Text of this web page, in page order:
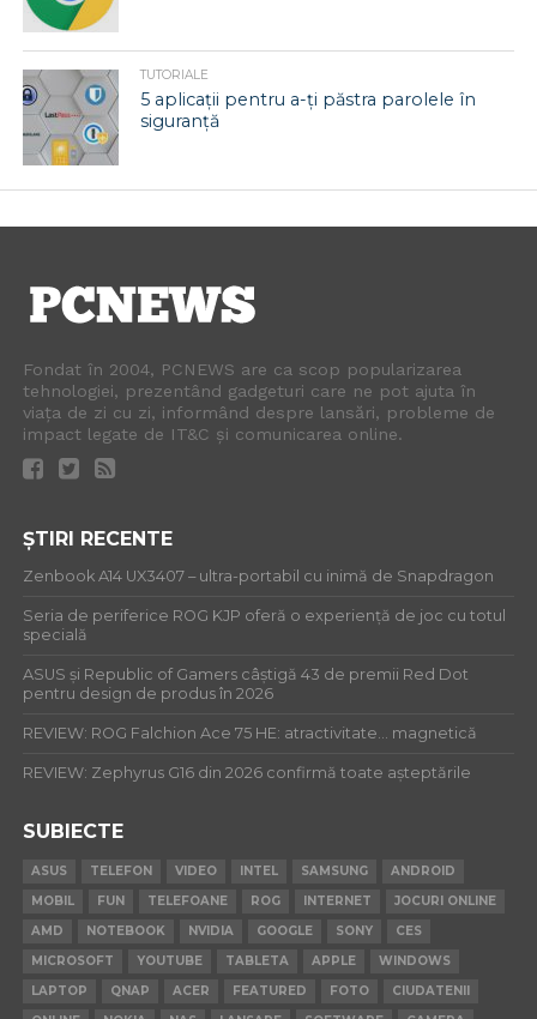
TUTORIALE
5 aplicații pentru a-ți păstra parolele în
siguranță
Fondat în 2004, PCNEWS are ca scop popularizarea
tehnologiei, prezentând gadgeturi care ne pot ajuta în
viața de zi cu zi, informând despre lansări, probleme de
impact legate de IT&C și comunicarea online.
ȘTIRI RECENTE
Zenbook A14 UX3407 – ultra-portabil cu inimă de Snapdragon
Seria de periferice ROG KJP oferă o experiență de joc cu totul
specială
ASUS și Republic of Gamers câștigă 43 de premii Red Dot
pentru design de produs în 2026
REVIEW: ROG Falchion Ace 75 HE: atractivitate… magnetică
REVIEW: Zephyrus G16 din 2026 confirmă toate așteptările
SUBIECTE
ASUS TELEFON VIDEO INTEL SAMSUNG
ANDROID
MOBIL
FUN TELEFOANE ROG INTERNET
JOCURI ONLINE
AMD
NOTEBOOK NVIDIA GOOGLE SONY
CES
MICROSOFT
YOUTUBE TABLETA APPLE
WINDOWS
LAPTOP
QNAP ACER FEATURED FOTO
CIUDATENII